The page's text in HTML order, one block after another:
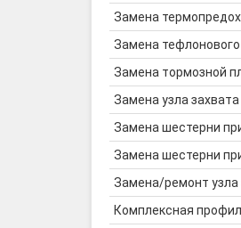
Замена
Замена тефлонового
Замена тормозной
Замена узла
Замена шестерни
Замена шестерни
Замена/ремонт узла
Комплексная